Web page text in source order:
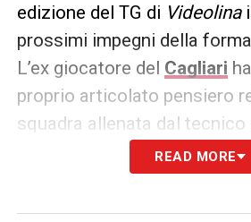
edizione del TG di Videolina
prossimi impegni della
L’ex giocatore del Cagliari
proprio articolato pensiero
squadra allenata dal
. Brugnera ha
delle dichiarazioni sulle
READ MORE